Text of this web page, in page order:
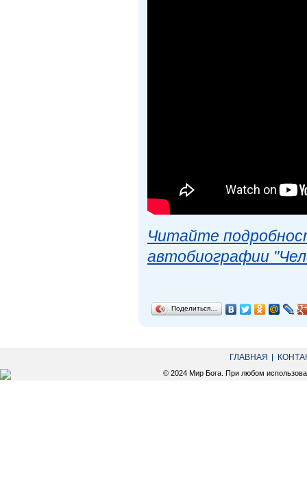
Читайте
автобиографии
Поделиться…
ГЛАВНАЯ
© 2024 Мир Бога. При любом